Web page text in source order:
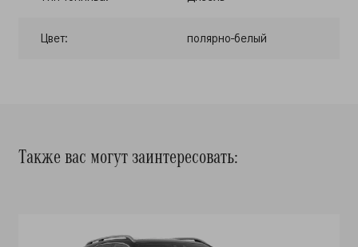
Цвет: полярно-белый
Также вас могут заинтересовать: